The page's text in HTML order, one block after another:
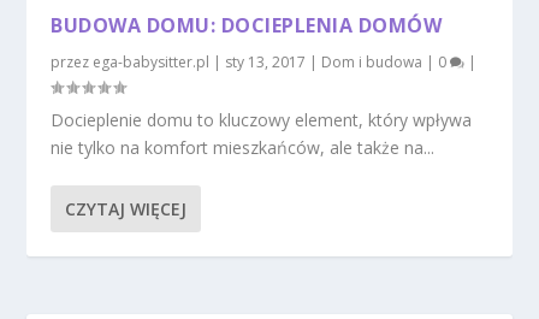
BUDOWA DOMU: DOCIEPLENIA DOMÓW
przez ega-babysitter.pl | sty 13, 2017 | Dom i budowa | 0 |
Docieplenie domu to kluczowy element, który wpływa
nie tylko na komfort mieszkańców, ale także na...
CZYTAJ WIĘCEJ